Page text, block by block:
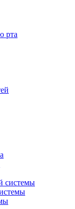
рта
системы